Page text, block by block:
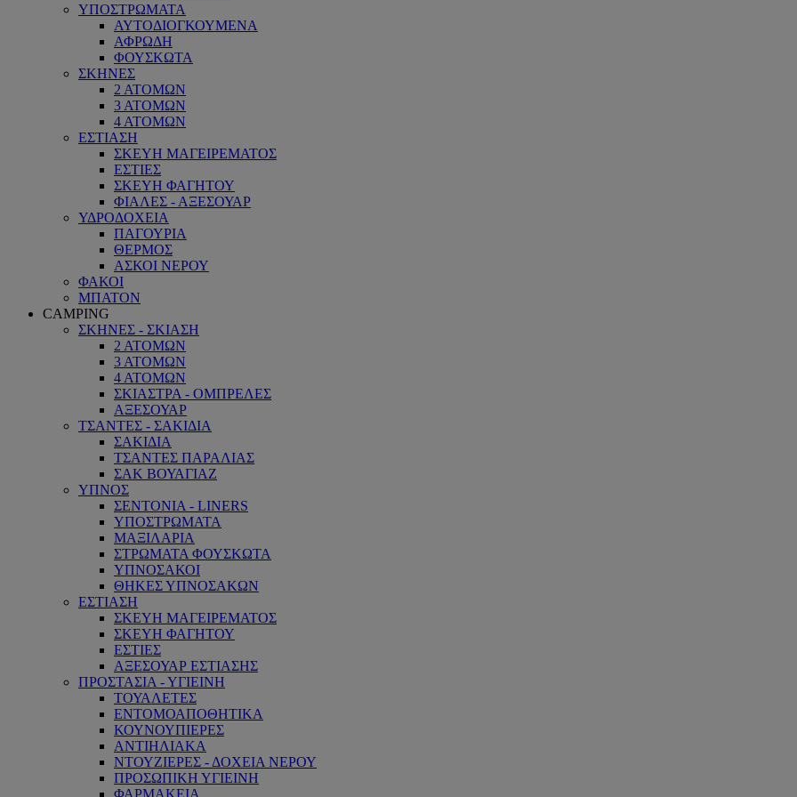
ΥΠΟΣΤΡΩΜΑΤΑ
ΑΥΤΟΔΙΟΓΚΟΥΜΕΝΑ
ΑΦΡΩΔΗ
ΦΟΥΣΚΩΤΑ
ΣΚΗΝΕΣ
2 ΑΤΟΜΩΝ
3 ΑΤΟΜΩΝ
4 ΑΤΟΜΩΝ
ΕΣΤΙΑΣΗ
ΣΚΕΥΗ ΜΑΓΕΙΡΕΜΑΤΟΣ
ΕΣΤΙΕΣ
ΣΚΕΥΗ ΦΑΓΗΤΟΥ
ΦΙΑΛΕΣ - ΑΞΕΣΟΥΑΡ
ΥΔΡΟΔΟΧΕΙΑ
ΠΑΓΟΥΡΙΑ
ΘΕΡΜΟΣ
ΑΣΚΟΙ ΝΕΡΟΥ
ΦΑΚΟΙ
ΜΠΑΤΟΝ
CAMPING
ΣΚΗΝΕΣ - ΣΚΙΑΣΗ
2 ΑΤΟΜΩΝ
3 ΑΤΟΜΩΝ
4 ΑΤΟΜΩΝ
ΣΚΙΑΣΤΡΑ - ΟΜΠΡΕΛΕΣ
ΑΞΕΣΟΥΑΡ
ΤΣΑΝΤΕΣ - ΣΑΚΙΔΙΑ
ΣΑΚΙΔΙΑ
ΤΣΑΝΤΕΣ ΠΑΡΑΛΙΑΣ
ΣΑΚ ΒΟΥΑΓΙΑΖ
ΥΠΝΟΣ
ΣΕΝΤΟΝΙΑ - LINERS
ΥΠΟΣΤΡΩΜΑΤΑ
ΜΑΞΙΛΑΡΙΑ
ΣΤΡΩΜΑΤΑ ΦΟΥΣΚΩΤΑ
ΥΠΝΟΣΑΚΟΙ
ΘΗΚΕΣ ΥΠΝΟΣΑΚΩΝ
ΕΣΤΙΑΣΗ
ΣΚΕΥΗ ΜΑΓΕΙΡΕΜΑΤΟΣ
ΣΚΕΥΗ ΦΑΓΗΤΟΥ
ΕΣΤΙΕΣ
ΑΞΕΣΟΥΑΡ ΕΣΤΙΑΣΗΣ
ΠΡΟΣΤΑΣΙΑ - ΥΓΙΕΙΝΗ
ΤΟΥΑΛΕΤΕΣ
ΕΝΤΟΜΟΑΠΟΘΗΤΙΚΑ
ΚΟΥΝΟΥΠΙΕΡΕΣ
ΑΝΤΙΗΛΙΑΚΑ
ΝΤΟΥΖΙΕΡΕΣ - ΔΟΧΕΙΑ ΝΕΡΟΥ
ΠΡΟΣΩΠΙΚΗ ΥΓΙΕΙΝΗ
ΦΑΡΜΑΚΕΙΑ